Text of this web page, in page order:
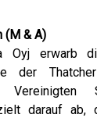
(M & A)
Oyj erwarb
der
Vereinigten
darauf ab,